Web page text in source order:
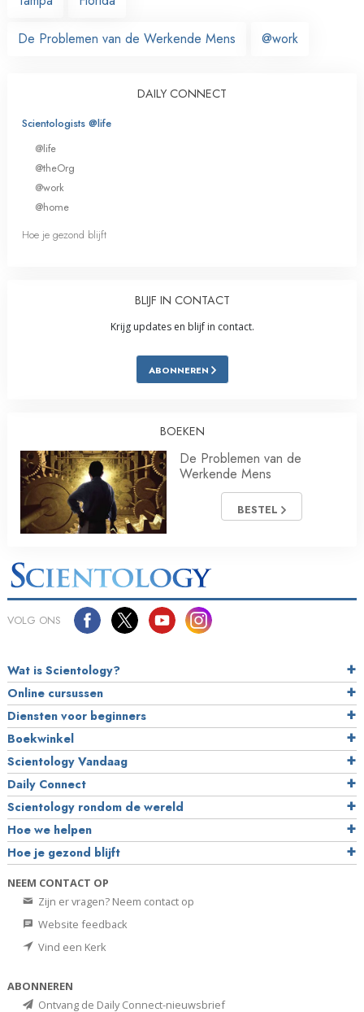
De Problemen van de Werkende Mens @work
DAILY CONNECT
Scientologists @life
@life
@theOrg
@work
@home
Hoe je gezond blijft
BLIJF IN CONTACT
Krijg updates en blijf in contact.
ABONNEREN
BOEKEN
De Problemen van de
Werkende Mens
BESTEL
VOLG ONS
Wat is Scientology?
Online cursussen
Diensten voor beginners
Boekwinkel
Scientology Vandaag
Daily Connect
Scientology rondom de wereld
Hoe we helpen
Hoe je gezond blijft
NEEM CONTACT OP
Zijn er vragen? Neem contact op
Website feedback
Vind een Kerk
ABONNEREN
Ontvang de Daily Connect-nieuwsbrief